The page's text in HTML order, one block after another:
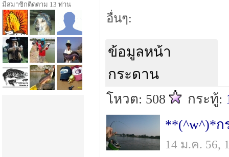
อื่นๆ:
ข้อมูลหน้า
กระดาน
โหวต: 508 กระทู้:
**(^w^)*ก
14 ม.ค. 56,
มีสมาชิกติดตาม 13 ท่าน